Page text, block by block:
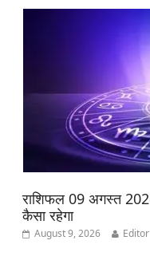
राशिफल 09 अगस्त
कैसा रहेगा
August 9, 2026 Editor